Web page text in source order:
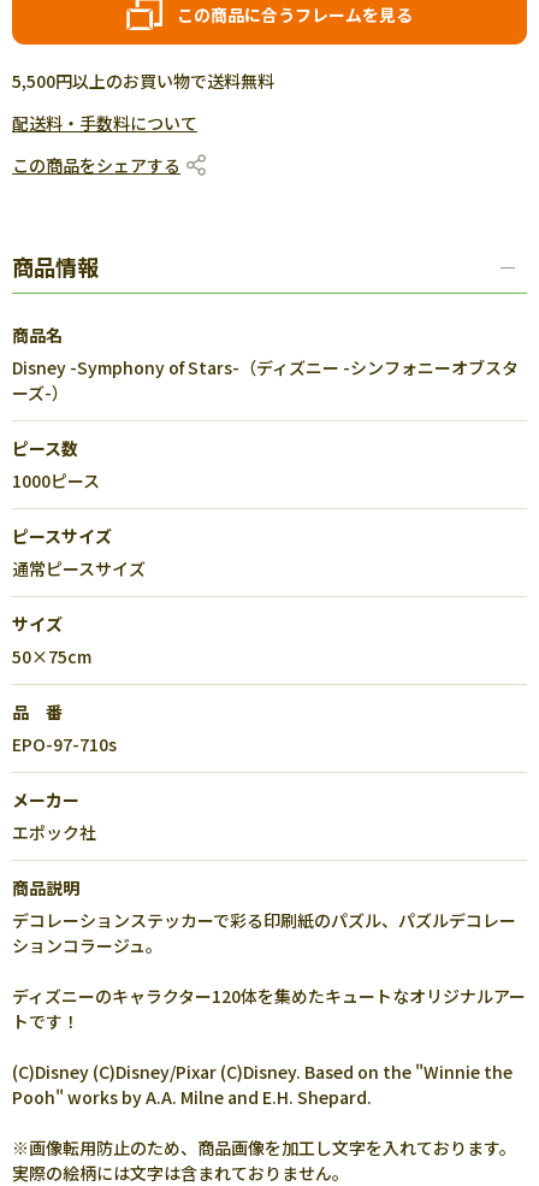
この商品に合うフレームを見る
5,500円以上のお買い物で送料無料
配送料・手数料について
この商品をシェアする
商品情報
商品名
Disney -Symphony of Stars-（ディズニー -シンフォニーオブスタ
ーズ-）
ピース数
1000ピース
ピースサイズ
通常ピースサイズ
サイズ
50×75cm
品 番
EPO-97-710s
メーカー
エポック社
商品説明
デコレーションステッカーで彩る印刷紙のパズル、パズルデコレー
ションコラージュ。
ディズニーのキャラクター120体を集めたキュートなオリジナルアー
トです！
(C)Disney (C)Disney/Pixar (C)Disney. Based on the "Winnie the
Pooh" works by A.A. Milne and E.H. Shepard.
※画像転用防止のため、商品画像を加工し文字を入れております。
実際の絵柄には文字は含まれておりません。